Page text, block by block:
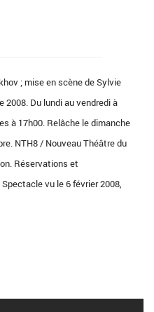
; mise en scène de Sylvie
2008. Du lundi au vendredi à
à 17h00. Relâche le dimanche
NTH8 / Nouveau Théâtre du
Réservations et
vu le 6 février 2008,